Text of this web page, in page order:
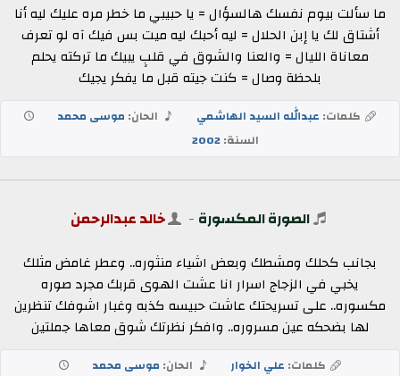
ما سألت بيوم نفسك هالسؤال = يا حبيبي ما خطر مره عليك ليه أنا
أشتاق لك يا إبن الحلال = ليه أحبك ليه ميت بس فيك آه لو تعرف
معاناة الليال = والعنا والشوق في قلبٍ يبيك ما تركته يحلم
بلحظة وصال = كنت جيته قبل ما يفكر يجيك
كلمات: عبدالله السيد الهاشمي الحان: موسى محمد
السنة:2002
الصورة المكسورة - خالد عبدالرحمن
بجانب كحلك ومشطك وبعض اشياء منثوره.. وعطر غامض مثلك
يخبي في الزجاج اسرار انا عشت الهوى قربك مجرد صوره
مكسوره.. على تسريحتك عاشت حبيسه كذبه وغبار اشوفك تنظرين
لها بضحكه عين مسروره.. وافكر نظرتك شوق معاها جملتين
كلمات: علي الخوار الحان: موسى محمد